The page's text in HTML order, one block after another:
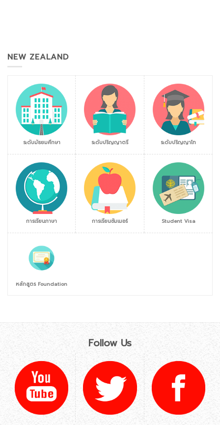
NEW ZEALAND
ระดับมัธยมศึกษา ระดับปริญญาตรี ระดับปริญญาโท
การเรียนภาษา การเรียนซัมเมอร์ Student Visa
หลักสูตร Foundation
Follow Us